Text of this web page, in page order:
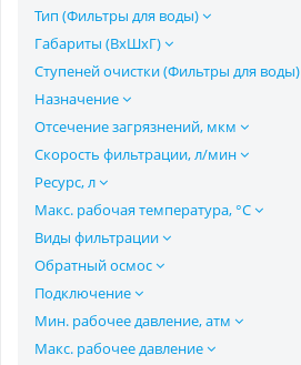
Тип (Фильтры для воды)
Габариты (ВхШхГ)
Ступеней очистки (Фильтры для воды)
Назначение
Отсечение загрязнений, мкм
Скорость фильтрации, л/мин
Ресурс, л
Макс. рабочая температура, °C
Виды фильтрации
Обратный осмос
Подключение
Мин. рабочее давление, атм
Макс. рабочее давление